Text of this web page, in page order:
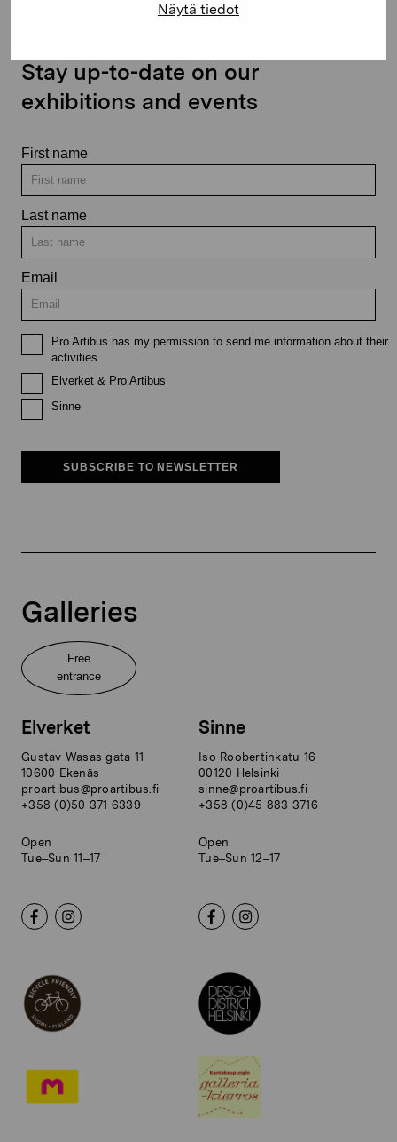
Näytä tiedot
Stay up-to-date on our
exhibitions and events
First name
Last name
Email
Pro Artibus has my permission to send me information about their
activities
Elverket & Pro Artibus
Sinne
SUBSCRIBE TO NEWSLETTER
Galleries
Free
entrance
Elverket
Gustav Wasas gata 11
10600 Ekenäs
proartibus@proartibus.fi
+358 (0)50 371 6339
Open
Tue–Sun 11–17
Sinne
Iso Roobertinkatu 16
00120 Helsinki
sinne@proartibus.fi
+358 (0)45 883 3716
Open
Tue–Sun 12–17